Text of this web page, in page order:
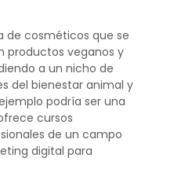
de cosméticos que se
productos veganos y
a un nicho de
del bienestar animal y
podría ser una
cursos
de un campo
digital para